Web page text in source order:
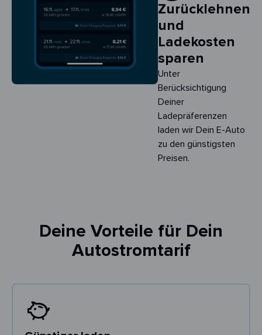
Zurücklehnen
und
Ladekosten
sparen
Unter
Berücksichtigung
Deiner
Ladepräferenzen
laden wir Dein E-Auto
zu den günstigsten
Preisen.
Deine Vorteile für Dein
Autostromtarif